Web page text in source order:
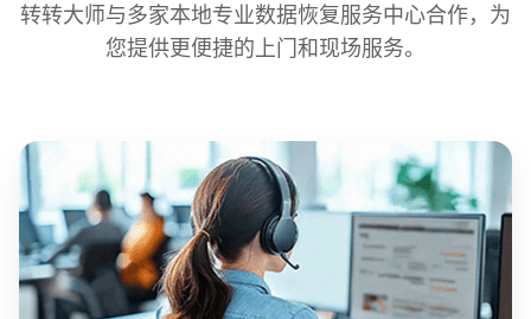
转转大师与多家本地专业数据恢复服务中心合作，为
您提供更便捷的上门和现场服务。